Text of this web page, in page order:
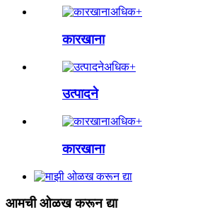
अधिक+
कारखाना
अधिक+
उत्पादने
अधिक+
कारखाना
आमची ओळख करून द्या